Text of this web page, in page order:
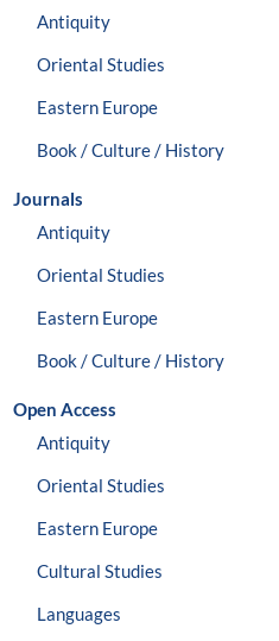
Antiquity
Oriental Studies
Eastern Europe
Book / Culture / History
Journals
Antiquity
Oriental Studies
Eastern Europe
Book / Culture / History
Open Access
Antiquity
Oriental Studies
Eastern Europe
Cultural Studies
Languages